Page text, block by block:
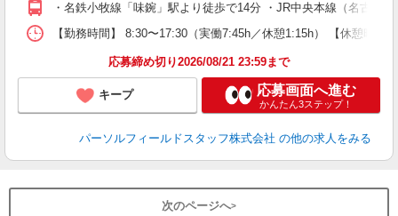
・名鉄小牧線「味鋺」駅より徒歩で14分 ・JR中央本線（名古屋
【勤務時間】 8:30〜17:30（実働7:45h／休憩1:15h） 【休憩時
応募締め切り2026/08/21 23:59まで
キープ 応募画面へ進む
かんたん3ステップ！
パーソルフィールドスタッフ株式会社 の他の求人をみる
次のページへ